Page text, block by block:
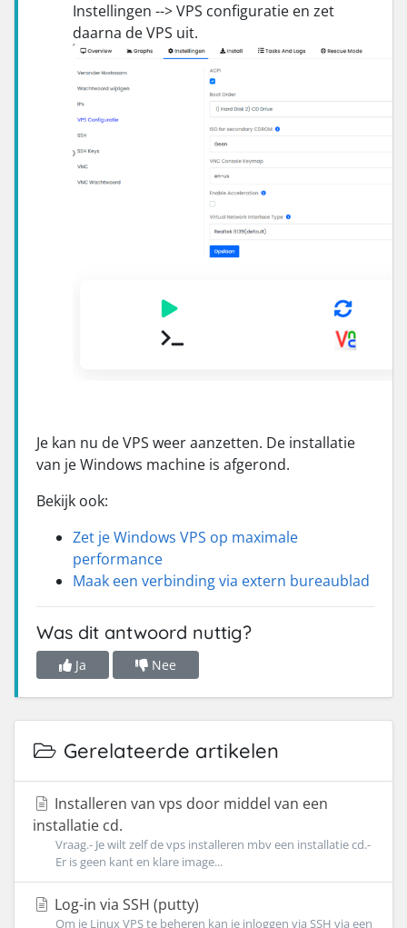
Instellingen --> VPS configuratie en zet
daarna de VPS uit.
Je kan nu de VPS weer aanzetten. De installatie
van je Windows machine is afgerond.
Bekijk ook:
Zet je Windows VPS op maximale
performance
Maak een verbinding via extern bureaublad
Was dit antwoord nuttig?
Ja Nee
Gerelateerde artikelen
Installeren van vps door middel van een
installatie cd.
Vraag.- Je wilt zelf de vps installeren mbv een installatie cd.-
Er is geen kant en klare image...
Log-in via SSH (putty)
Om je Linux VPS te beheren kan je inloggen via SSH via een